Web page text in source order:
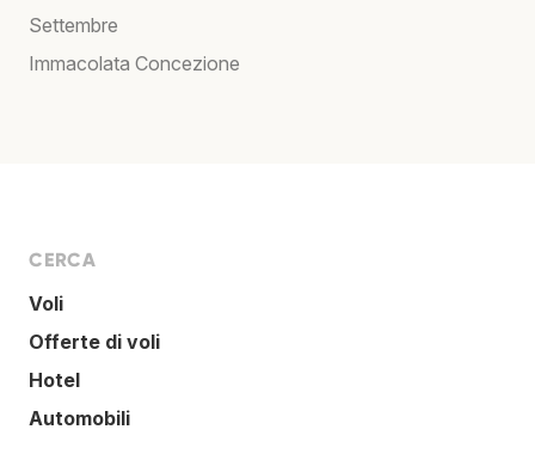
Settembre
Immacolata Concezione
CERCA
Voli
Offerte di voli
Hotel
Automobili